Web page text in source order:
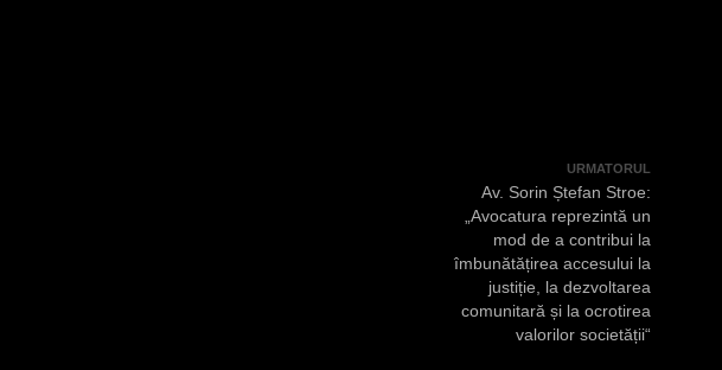
URMATORUL
Av. Sorin Ștefan Stroe:
„Avocatura reprezintă un
mod de a contribui la
îmbunătățirea accesului la
justiție, la dezvoltarea
comunitară și la ocrotirea
valorilor societății“